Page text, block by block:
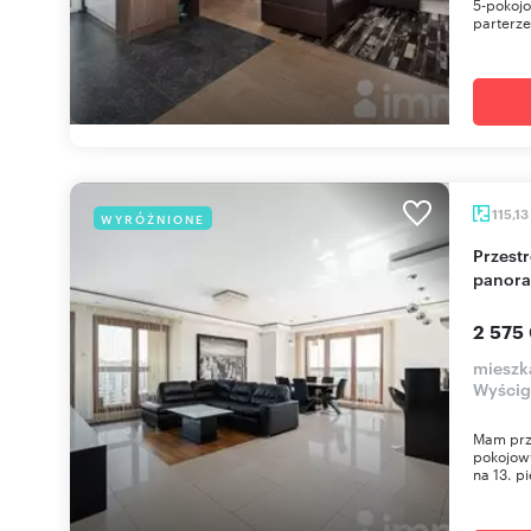
WYRÓŻNIONE 115,13
Przestronny 4-pokojowy apartament z
2 575
Mam
na 13.